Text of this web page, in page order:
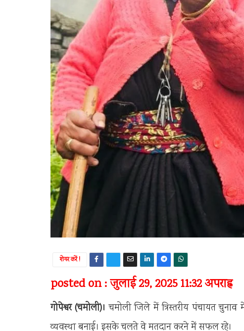
शेयर करें !
posted on : जुलाई 29, 2025 11:32 अपराह्न
गोपेश्वर (चमोली)। चमोली जिले में त्रिस्तरीय पंचायत
व्यवस्था बनाई। इसके चलते वे मतदान करने में सफल रहे।